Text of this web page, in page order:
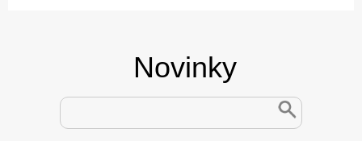
Novinky